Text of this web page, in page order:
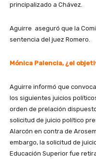
principalizado a Chávez.
Aguirre aseguró que la
sentencia del juez Romero.
Mónica Palencia, ¿el
Aguirre informó que
los siguientes juicios
orden de prelación
solicitud de juicio político
Alarcón en contra de
embargo, la solicitud de
Educación Superior fue